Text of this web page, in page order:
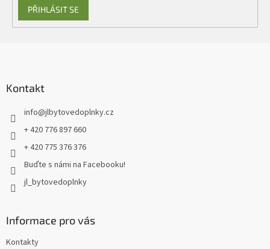
PŘIHLÁSIT SE
Kontakt
info@jlbytovedoplnky.cz
+ 420 776 897 660
+ 420 775 376 376
Buďte s námi na Facebooku!
jl_bytovedoplnky
Informace pro vás
Kontakty